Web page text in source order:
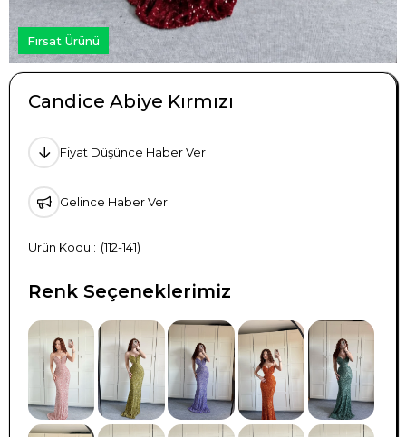
Fırsat Ürünü
Candice Abiye Kırmızı
Fiyat Düşünce Haber Ver
Gelince Haber Ver
(112-141)
Renk Seçeneklerimiz
TÜKENDI TÜKENDI
TÜKENDI TÜKENDI